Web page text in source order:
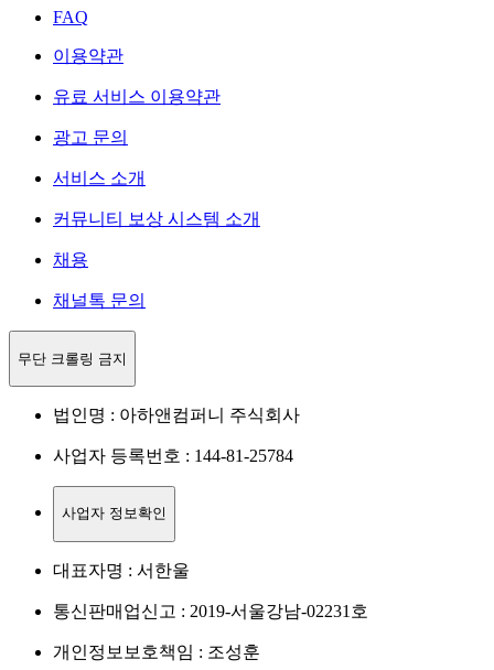
FAQ
이용약관
유료 서비스 이용약관
광고 문의
서비스 소개
커뮤니티 보상 시스템 소개
채용
채널톡 문의
무단 크롤링 금지
법인명 : 아하앤컴퍼니 주식회사
사업자 등록번호 : 144-81-25784
사업자 정보확인
대표자명 : 서한울
통신판매업신고 : 2019-서울강남-02231호
개인정보보호책임 : 조성훈